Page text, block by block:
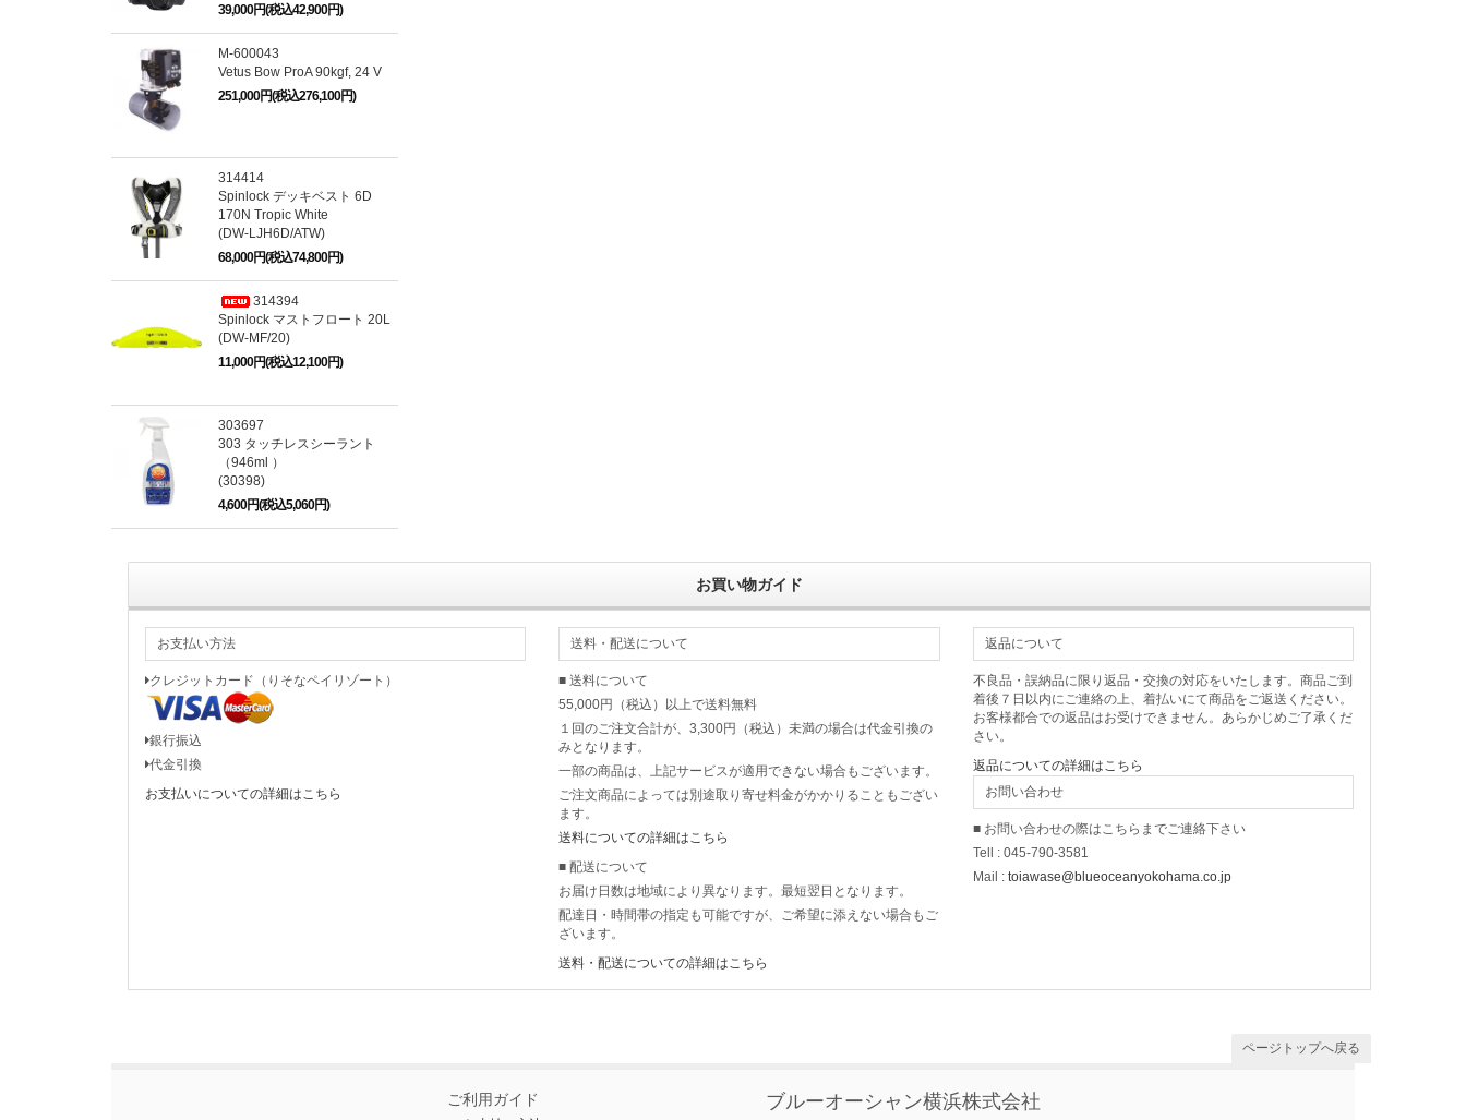
39,000円(税込42,900円)
M-600043
Vetus Bow ProA 90kgf, 24 V
251,000円(税込276,100円)
314414
Spinlock デッキベスト 6D
170N Tropic White
(DW-LJH6D/ATW)
68,000円(税込74,800円)
314394
Spinlock マストフロート 20L
(DW-MF/20)
11,000円(税込12,100円)
303697
303 タッチレスシーラント
（946ml ）
(30398)
4,600円(税込5,060円)
お買い物ガイド
お支払い方法
クレジットカード（りそなペイリゾート）
銀行振込
代金引換
お支払いについての詳細はこちら
送料・配送について
■ 送料について
55,000円（税込）以上で送料無料
１回のご注文合計が、3,300円（税込）未満の場合は代金引換の
みとなります。
一部の商品は、上記サービスが適用できない場合もございます。
ご注文商品によっては別途取り寄せ料金がかかりることもござい
ます。
送料についての詳細はこちら
■ 配送について
お届け日数は地域により異なります。最短翌日となります。
配達日・時間帯の指定も可能ですが、ご希望に添えない場合もご
ざいます。
送料・配送についての詳細はこちら
返品について
不良品・誤納品に限り返品・交換の対応をいたします。商品ご到
着後７日以内にご連絡の上、着払いにて商品をご返送ください。
お客様都合での返品はお受けできません。あらかじめご了承くだ
さい。
返品についての詳細はこちら
お問い合わせ
■ お問い合わせの際はこちらまでご連絡下さい
Tell : 045-790-3581
Mail : toiawase@blueoceanyokohama.co.jp
ページトップへ戻る
ご利用ガイド ブルーオーシャン横浜株式会社